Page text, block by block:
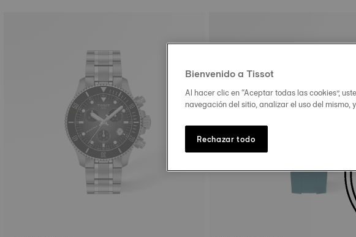
Bienvenido a Tissot
Al hacer clic en “Aceptar todas las cookies”,
navegación del sitio, analizar el uso del
Rechazar todo